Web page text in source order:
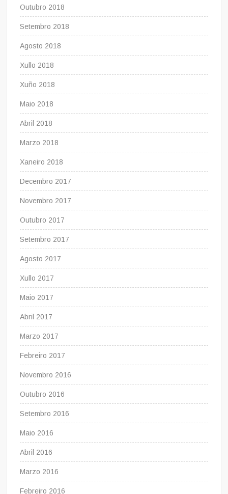
Outubro 2018
Setembro 2018
Agosto 2018
Xullo 2018
Xuño 2018
Maio 2018
Abril 2018
Marzo 2018
Xaneiro 2018
Decembro 2017
Novembro 2017
Outubro 2017
Setembro 2017
Agosto 2017
Xullo 2017
Maio 2017
Abril 2017
Marzo 2017
Febreiro 2017
Novembro 2016
Outubro 2016
Setembro 2016
Maio 2016
Abril 2016
Marzo 2016
Febreiro 2016